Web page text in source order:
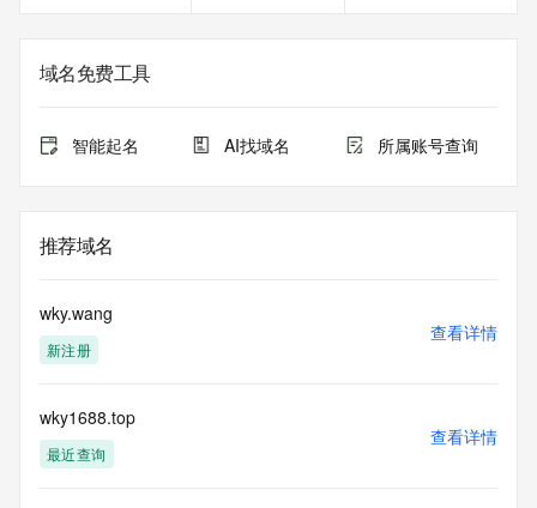
域名免费工具
智能起名 AI找域名 所属账号查询
推荐域名
wky.wang
新注册
查看详情
wky1688.top
最近查询
查看详情